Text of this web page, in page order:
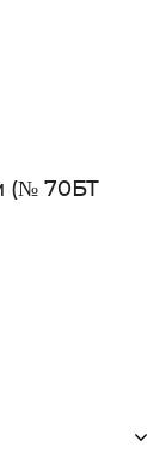
(№ 70БТ